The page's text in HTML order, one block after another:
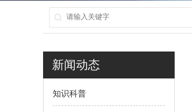
新闻动态
知识科普